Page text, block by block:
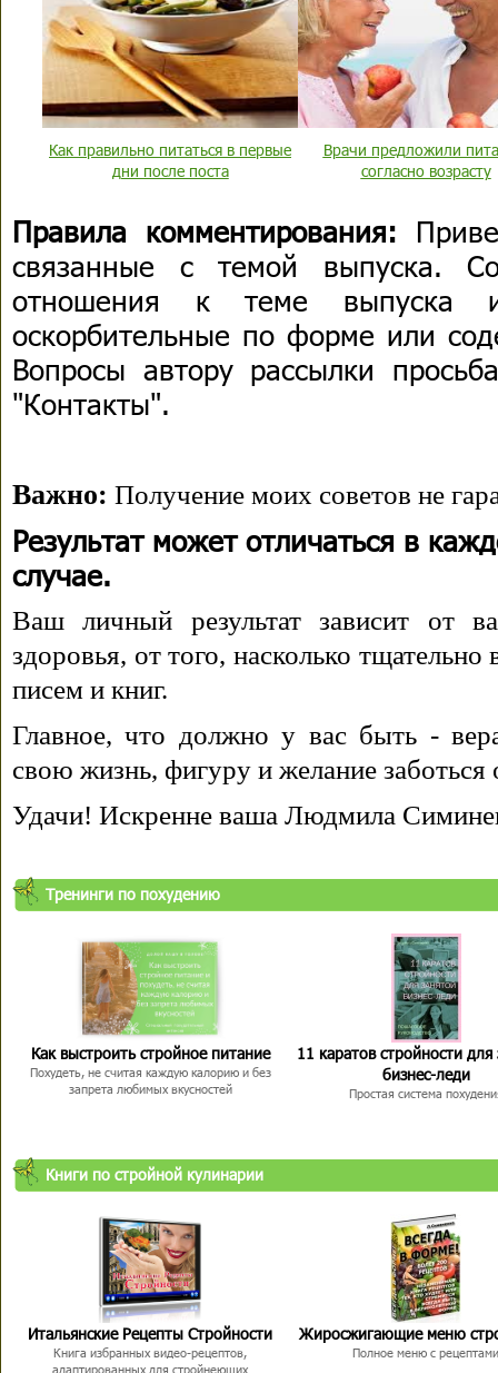
Как правильно питаться в первые
дни после поста
Врачи предложили
согласно возрасту
Правила комментирования:
связанные с темой выпуска.
отношения к теме выпуска
оскорбительные по форме или
Вопросы автору рассылки
"Контакты".
Важно: Получение моих советов не
Результат может отличаться в
случае.
Ваш личный результат зависит от
здоровья, от того, насколько
писем и книг.
Главное, что должно у вас быть -
свою жизнь, фигуру и желание заботься
Удачи! Искренне ваша Людмила
Тренинги по похудению
Как выстроить стройное питание
Похудеть, не считая каждую калорию и без
запрета любимых вкусностей
11 каратов стройности для
бизнес-леди
Простая система
Книги по стройной кулинарии
Итальянские Рецепты Стройности
Книга избранных видео-рецептов,
адаптированных для стройнеющих
Жиросжигающие меню
Полное меню с рецептами